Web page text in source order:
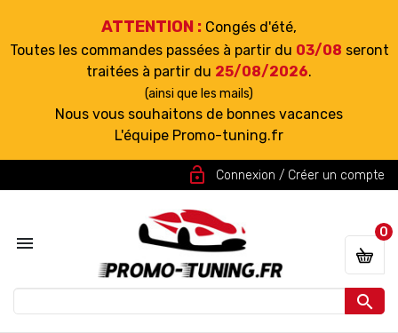
ATTENTION : Congés d'été,
Toutes les commandes passées à partir du 03/08 seront
traitées à partir du 25/08/2026.
(ainsi que les mails)
Nous vous souhaitons de bonnes vacances
L'équipe Promo-tuning.fr
lock_open Connexion / Créer un compte


0